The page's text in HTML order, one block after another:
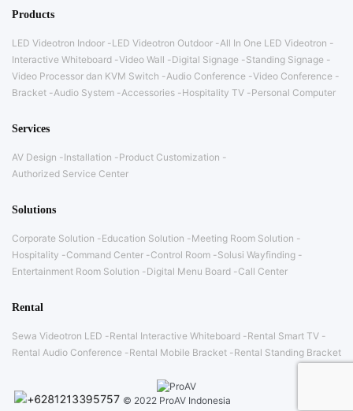
Products
LED Videotron Indoor LED Videotron Outdoor
All In One LED Videotron
Interactive Whiteboard Video Wall Digital Signage
Standing Signage
Video Processor dan KVM Switch
Audio Conference Video Conference
Bracket
Audio System Accessories Hospitality TV Personal Computer
Services
AV Design Installation
Product Customization
Authorized Service Center
Solutions
Corporate Solution Education Solution
Meeting Room Solution
Hospitality
Command Center Control Room
Solusi Wayfinding
Entertainment Room Solution
Digital Menu Board Call Center
Rental
Sewa Videotron LED Rental Interactive Whiteboard
Rental Smart TV
Rental Audio Conference
Rental Mobile Bracket Rental Standing Bracket
© 2022 ProAV Indonesia